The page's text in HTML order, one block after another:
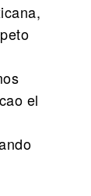
el